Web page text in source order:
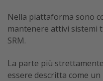
Nella piattaforma sono
mantenere attivi sistemi
SRM.
La parte più
essere descritta come un